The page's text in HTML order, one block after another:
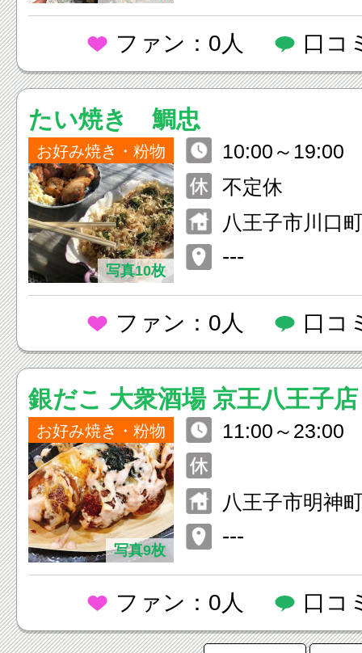
ファン：0人 口コ
たい焼き 鯛忠
お好み焼き・粉物
写真10枚
10:00～19:00
不定休
八王子市川口
---
ファン：0人 口コ
銀だこ 大衆酒場 京王八王子店
お好み焼き・粉物
写真9枚
11:00～23:00
八王子市明神
---
ファン：0人 口コ